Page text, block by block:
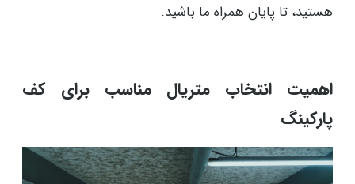
هستید، تا پایان همراه ما باشید.
اهمیت انتخاب متریال مناسب برای کف
پارکینگ